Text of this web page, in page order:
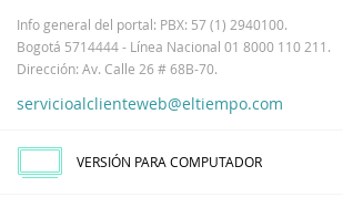
Info general del portal: PBX: 57 (1) 2940100.
Bogotá 5714444 - Línea Nacional 01 8000 110 211.
Dirección: Av. Calle 26 # 68B-70.
servicioalclienteweb@eltiempo.com
VERSIÓN PARA COMPUTADOR